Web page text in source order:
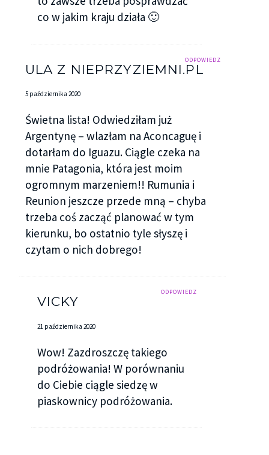
co w jakim kraju działa 🙂
ODPOWIEDZ
ULA Z NIEPRZYZIEMNI.PL
5 października 2020
Świetna lista! Odwiedziłam już
Argentynę – wlazłam na Aconcaguę i
dotarłam do Iguazu. Ciągle czeka na
mnie Patagonia, która jest moim
ogromnym marzeniem!! Rumunia i
Reunion jeszcze przede mną – chyba
trzeba coś zacząć planować w tym
kierunku, bo ostatnio tyle słyszę i
czytam o nich dobrego!
ODPOWIEDZ
VICKY
21 października 2020
Wow! Zazdroszczę takiego
podróżowania! W porównaniu
do Ciebie ciągle siedzę w
piaskownicy podróżowania.